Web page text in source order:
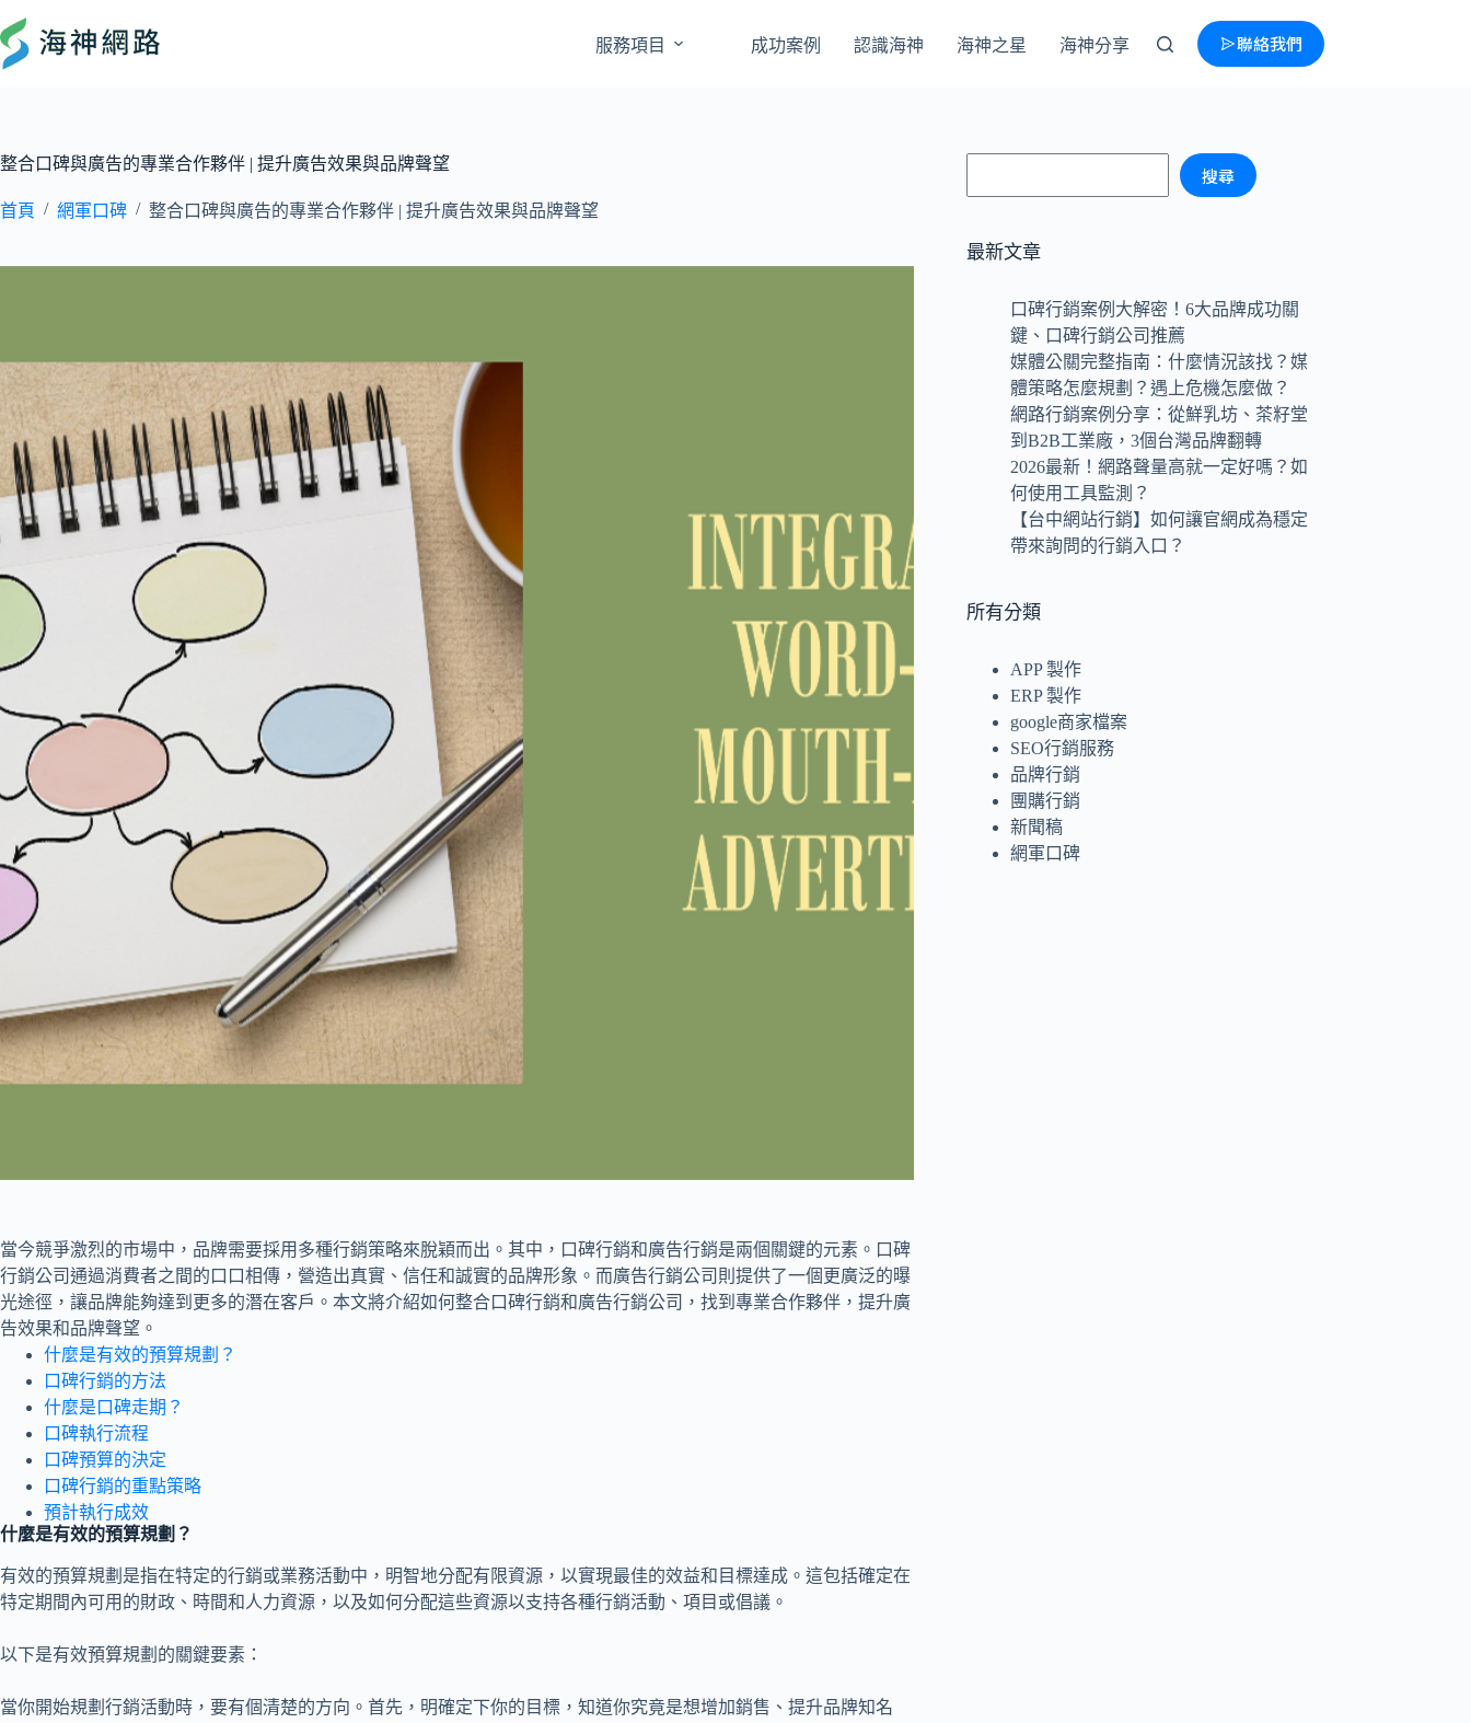
服務項目 成功案例 認識海神 海神之星 海神分享 聯絡我們
整合口碑與廣告的專業合作夥伴 | 提升廣告效果與品牌聲望
首頁 / 網軍口碑 / 整合口碑與廣告的專業合作夥伴 | 提升廣告效果與品牌聲望
當今競爭激烈的市場中，品牌需要採用多種行銷策略來脫穎而出。其中，口碑行銷和廣告行銷是兩個關鍵的元素。口碑
行銷公司通過消費者之間的口口相傳，營造出真實、信任和誠實的品牌形象。而廣告行銷公司則提供了一個更廣泛的曝
光途徑，讓品牌能夠達到更多的潛在客戶。本文將介紹如何整合口碑行銷和廣告行銷公司，找到專業合作夥伴，提升廣
告效果和品牌聲望。
什麼是有效的預算規劃？
口碑行銷的方法
什麼是口碑走期？
口碑執行流程
口碑預算的決定
口碑行銷的重點策略
預計執行成效
什麼是有效的預算規劃？
有效的預算規劃是指在特定的行銷或業務活動中，明智地分配有限資源，以實現最佳的效益和目標達成。這包括確定在
特定期間內可用的財政、時間和人力資源，以及如何分配這些資源以支持各種行銷活動、項目或倡議。
以下是有效預算規劃的關鍵要素：
當你開始規劃行銷活動時，要有個清楚的方向。首先，明確定下你的目標，知道你究竟是想增加銷售、提升品牌知名
搜尋
最新文章
口碑行銷案例大解密！6大品牌成功關
鍵、口碑行銷公司推薦
媒體公關完整指南：什麼情況該找？媒
體策略怎麼規劃？遇上危機怎麼做？
網路行銷案例分享：從鮮乳坊、茶籽堂
到B2B工業廠，3個台灣品牌翻轉
2026最新！網路聲量高就一定好嗎？如
何使用工具監測？
【台中網站行銷】如何讓官網成為穩定
帶來詢問的行銷入口？
所有分類
APP 製作
ERP 製作
google商家檔案
SEO行銷服務
品牌行銷
團購行銷
新聞稿
網軍口碑